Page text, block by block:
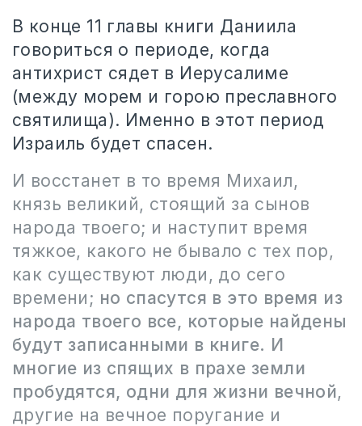
В конце 11 главы книги Даниила
говориться о периоде, когда
антихрист сядет в Иерусалиме
(между морем и горою преславного
святилища). Именно в этот период
Израиль будет спасен.
И восстанет в то время Михаил,
князь великий, стоящий за сынов
народа твоего; и наступит время
тяжкое, какого не бывало с тех пор,
как существуют люди, до сего
времени; но спасутся в это время из
народа твоего все, которые найдены
будут записанными в книге. И
многие из спящих в прахе земли
пробудятся, одни для жизни вечной,
другие на вечное поругание и